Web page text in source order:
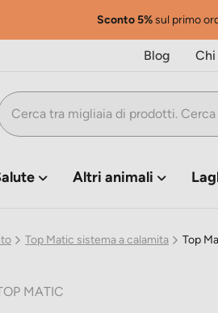
Sconto 5%sul primo
Blog Chi
Altri animali
Top Matic sistema a calamita Top
MATIC